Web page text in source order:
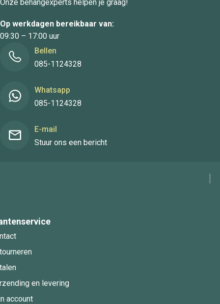
Onze behangexperts helpen je graag!
Op werkdagen bereikbaar van:
09:30 – 17:00 uur
Bellen
085-1124328
Whatsapp
085-1124328
E-mail
Stuur ons een bericht
en levering
account